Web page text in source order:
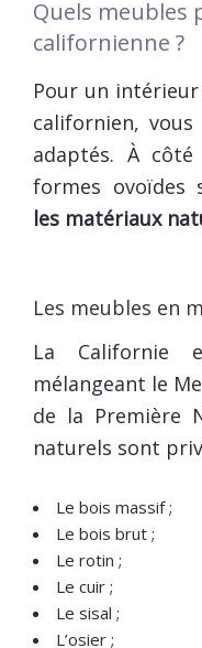
Quels meubles
californienne ?
Pour un
californien,
adaptés. À
formes ovoïdes
les matériaux
Les meubles en
La Californie
mélangeant le
de la Première
naturels sont
Le bois massif ;
Le bois brut ;
Le rotin ;
Le cuir ;
Le sisal ;
L’osier ;